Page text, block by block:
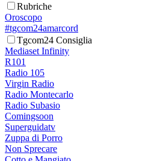
Rubriche
Oroscopo
#tgcom24amarcord
Tgcom24 Consiglia
Mediaset Infinity
R101
Radio 105
Virgin Radio
Radio Montecarlo
Radio Subasio
Comingsoon
Superguidatv
Zuppa di Porro
Non Sprecare